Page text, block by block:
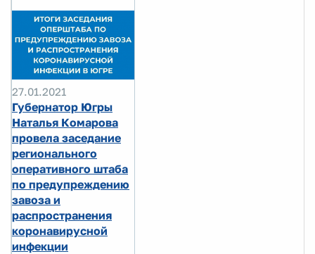
27.01.2021
Губернатор Югры
Наталья Комарова
провела заседание
регионального
оперативного штаба
по предупреждению
завоза и
распространения
коронавирусной
инфекции